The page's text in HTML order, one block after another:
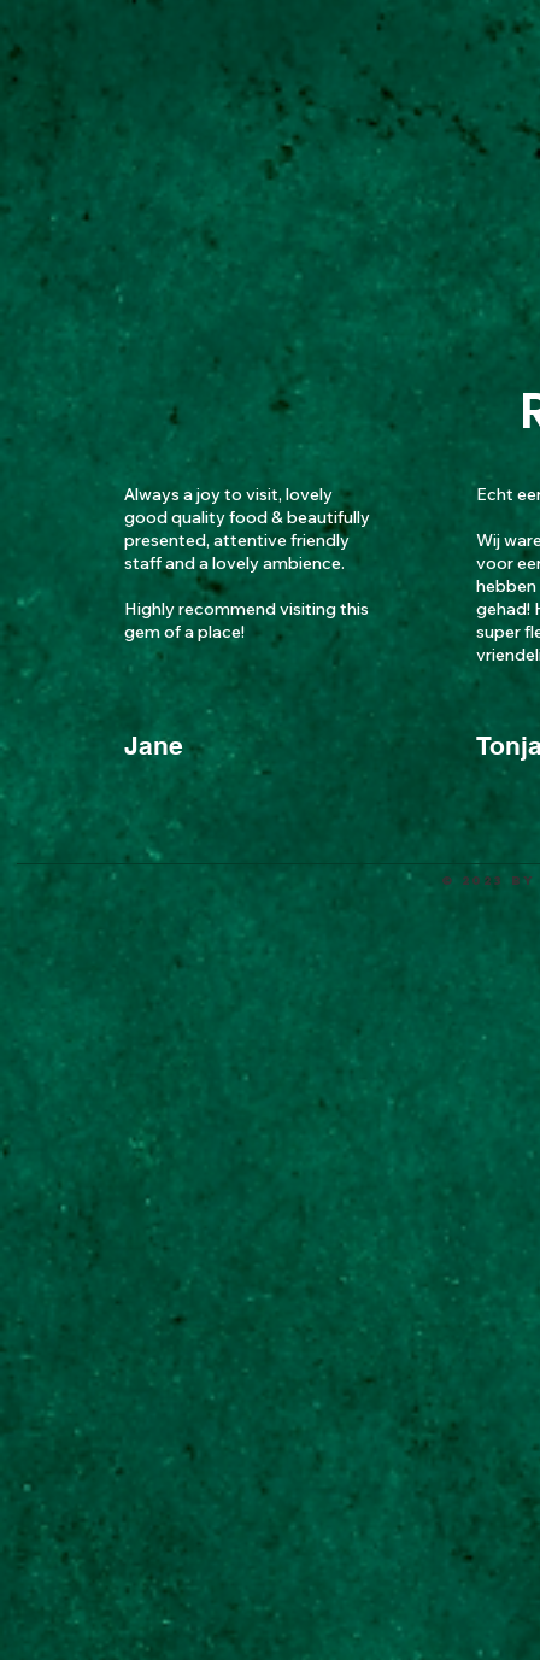
Always a joy to visit, lovely
good quality food & beautifully
presented, attentive friendly
staff and a lovely ambience.
Highly recommend visiting this
gem of a place!
Jane
Echt
Wij
voor
hebben
gehad!
super
© 2023 by